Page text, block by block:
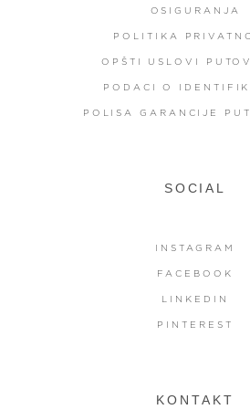
OSIGURANJA
POLITIKA
OPŠTI USLOVI
PODACI O
POLISA GARANCIJE
SOCIAL
INSTAGRAM
FACEBOOK
LINKEDIN
PINTEREST
KONTAKT